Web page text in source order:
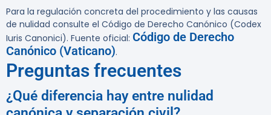
Para la regulación concreta del procedimiento y las causas
de nulidad consulte el Código de Derecho Canónico (Codex
Iuris Canonici). Fuente oficial: Código de Derecho
Canónico (Vaticano).
Preguntas frecuentes
¿Qué diferencia hay entre nulidad